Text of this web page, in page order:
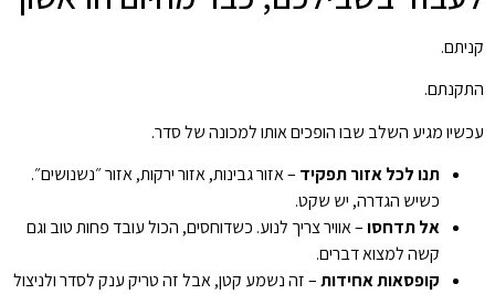
קניתם.
התקנתם.
עכשיו מגיע השלב שבו הופכים אותו למכונה של סדר.
תנו לכל אזור תפקיד – אזור גבינות, אזור ירקות, אזור ״נשנושים״.
כשיש הגדרה, יש שקט.
אל תדחסו– אוויר צריך לנוע. כשדוחסים, הכול עובד פחות טוב וגם
קשה למצוא דברים.
קופסאות אחידות– זה נשמע קטן, אבל זה טריק ענק לסדר ולניצול